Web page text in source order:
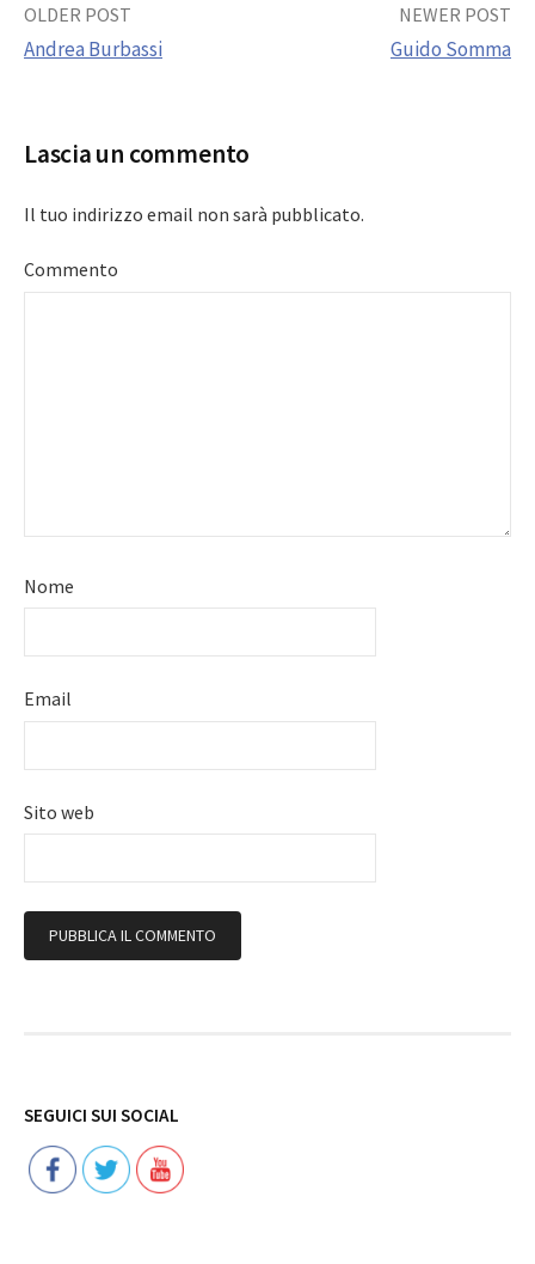
Post
OLDER POST
Andrea Burbassi
NEWER POST
Guido Somma
Lascia un commento
Il tuo indirizzo email non sarà pubblicato.
Commento
Nome
Email
Sito web
SEGUICI SUI SOCIAL